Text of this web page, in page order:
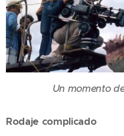
Un momento
Rodaje complicado